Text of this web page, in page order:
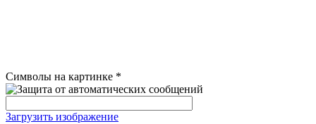
Символы на картинке *
Загрузить изображение